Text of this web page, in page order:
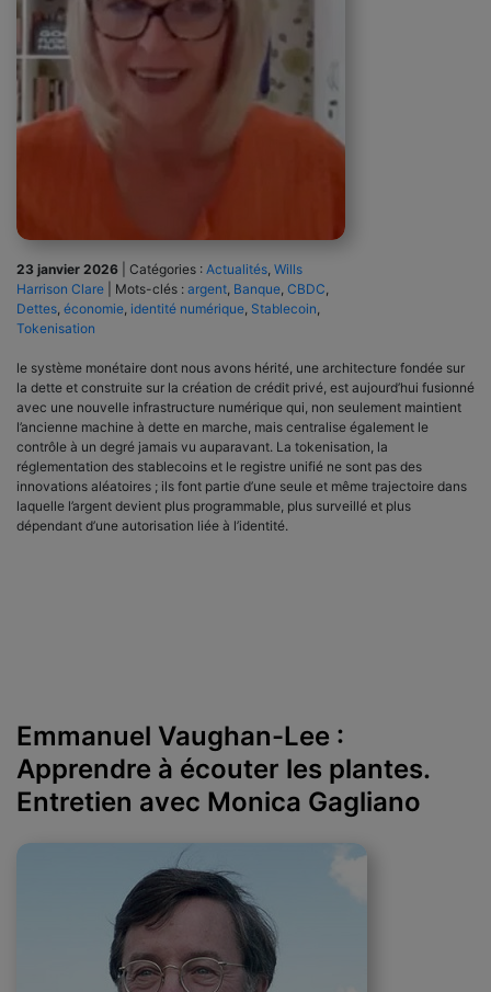
23 janvier 2026 Catégories : Actualités Wills
Harrison Clare
Mots-clés : argent Banque CBDC
Dettes économie identité numérique Stablecoin
Tokenisation
le système monétaire dont nous avons hérité, une architecture fondée sur
la dette et construite sur la création de crédit privé, est aujourd’hui fusionné
avec une nouvelle infrastructure numérique qui, non seulement maintient
l’ancienne machine à dette en marche, mais centralise également le
contrôle à un degré jamais vu auparavant. La tokenisation, la
réglementation des stablecoins et le registre unifié ne sont pas des
innovations aléatoires ; ils font partie d’une seule et même trajectoire dans
laquelle l’argent devient plus programmable, plus surveillé et plus
dépendant d’une autorisation liée à l’identité.
Emmanuel Vaughan-Lee :
Apprendre à écouter les plantes.
Entretien avec Monica Gagliano